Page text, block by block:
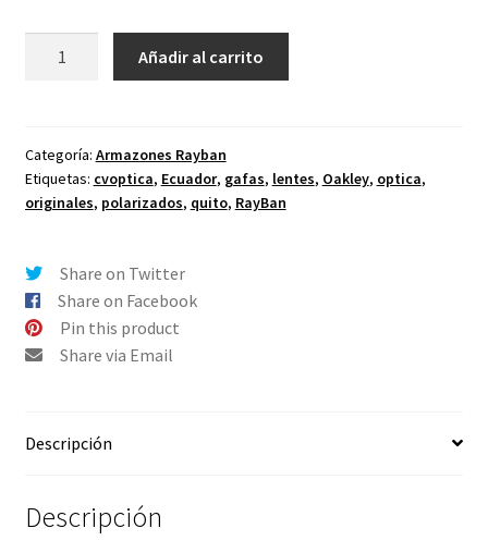
56-
17
mm
Añadir al carrito
Categoría: Armazones Rayban
Etiquetas: cvoptica, Ecuador, gafas, lentes, Oakley, optica,
originales, polarizados, quito, RayBan
Share on Twitter
Share on Facebook
Pin this product
Share via Email
Descripción
Descripción